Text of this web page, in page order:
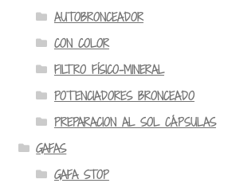
AUTOBRONCEADOR
CON COLOR
FILTRO FÍSICO-MINERAL
POTENCIADORES BRONCEADO
PREPARACION AL SOL CÁPSULAS
GAFAS
GAFA STOP